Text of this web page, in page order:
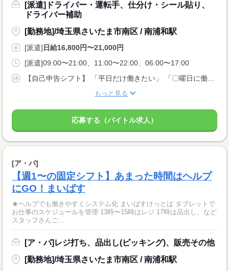
[派遣]ドライバー・運転手、仕分け・シール貼り、
ドライバー補助
[勤務地]/埼玉県さいたま市南区 / 南浦和駅
[派遣] 日給16,800円〜21,000円
[派遣]09:00〜21:00、11:00〜22:00、06:00〜17:00
【自己申告シフト】 「平日だけ働きたい」 「〇曜日に働きたい」 など、働き方は自分で選べます。 曜日・時間についてのご希望も 面談の際に教えてくださいね。 ※こちらは中型以上のお仕事の例です
もっと見る
応募する（バイトル求人）
[ア・パ]
【週1〜の固定シフト】あまった時間はヘルプ
にGO！まいばす
★ヘルプでも働きやすくシステム化 まいばすけっとは タブレットで
お仕事のスケジュールを管理 13時〜15時はレジ 17時は品出し、など
スタッフさんご...
[ア・パ]レジ打ち、品出し(ピッキング)、販売その他
[勤務地]/埼玉県さいたま市南区 / 南浦和駅